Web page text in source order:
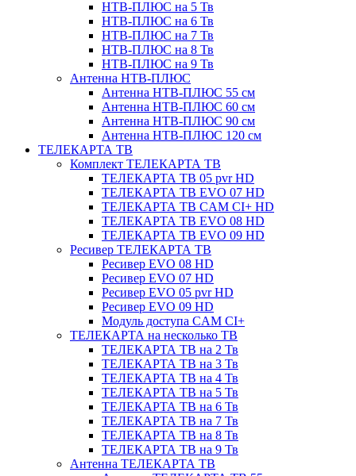
НТВ-ПЛЮС на 5 Тв
НТВ-ПЛЮС на 6 Тв
НТВ-ПЛЮС на 7 Тв
НТВ-ПЛЮС на 8 Тв
НТВ-ПЛЮС на 9 Тв
Антенна НТВ-ПЛЮС
Антенна НТВ-ПЛЮС 55 см
Антенна НТВ-ПЛЮС 60 см
Антенна НТВ-ПЛЮС 90 см
Антенна НТВ-ПЛЮС 120 см
ТЕЛЕКАРТА ТВ
Комплект ТЕЛЕКАРТА ТВ
ТЕЛЕКАРТА ТВ 05 pvr HD
ТЕЛЕКАРТА ТВ EVO 07 HD
ТЕЛЕКАРТА ТВ CAM CI+ HD
ТЕЛЕКАРТА ТВ EVO 08 HD
ТЕЛЕКАРТА ТВ EVO 09 HD
Ресивер ТЕЛЕКАРТА ТВ
Ресивер EVO 08 HD
Ресивер EVO 07 HD
Ресивер EVO 05 pvr HD
Ресивер EVO 09 HD
Модуль доступа CAM CI+
ТЕЛЕКАРТА на несколько ТВ
ТЕЛЕКАРТА ТВ на 2 Тв
ТЕЛЕКАРТА ТВ на 3 Тв
ТЕЛЕКАРТА ТВ на 4 Тв
ТЕЛЕКАРТА ТВ на 5 Тв
ТЕЛЕКАРТА ТВ на 6 Тв
ТЕЛЕКАРТА ТВ на 7 Тв
ТЕЛЕКАРТА ТВ на 8 Тв
ТЕЛЕКАРТА ТВ на 9 Тв
Антенна ТЕЛЕКАРТА ТВ